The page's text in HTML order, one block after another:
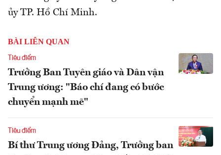
ủy TP. Hồ Chí Minh.
BÀI LIÊN QUAN
Tiêu điểm
Trưởng Ban Tuyên giáo và Dân vận
Trung ương: "Báo chí đang có bước
chuyển mạnh mẽ"
Tiêu điểm
Bí thư Trung ương Đảng, Trưởng ban